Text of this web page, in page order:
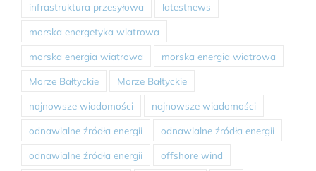
infrastruktura przesyłowa latestnews
morska energetyka wiatrowa
morska energia wiatrowa morska energia wiatrowa
Morze Bałtyckie Morze Bałtyckie
najnowsze wiadomości najnowsze wiadomości
odnawialne źródła energii odnawialne źródła energii
odnawialne źródła energii offshore wind